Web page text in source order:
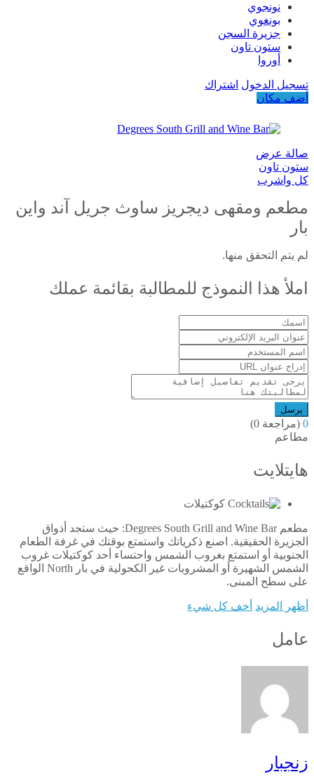
نونجوي
بونغوي
جزيرة السجن
ستون تاون
أوروا
تسجيل الدخول اشتراك
أضف مكان
صالة عرض
ستون تاون
كل واشرب
مطعم ومقهى ديجريز ساوث جريل آند واين
بار
لم يتم التحقق منها.
املأ هذا النموذج للمطالبة بقائمة عملك
يرسل
0 (مراجعة 0)
مطاعم
هايتلايت
كوكتيلات
مطعم Degrees South Grill and Wine Bar: حيث ستجد أذواق
الجزيرة الحقيقية. اصنع ذكرياتك واستمتع بوقتك في غرفة الطعام
الجنوبية أو استمتع بغروب الشمس واحتساء أحد كوكتيلات غروب
الشمس الشهيرة أو المشروبات غير الكحولية في بار North الواقع
على سطح المبنى.
أظهر المزيد أخف كل شيء
عامل
زنجبار